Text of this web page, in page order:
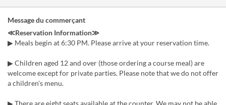
Message du commerçant
≪Reservation Information≫
▶ Meals begin at 6:30 PM. Please arrive at your reservation time.
▶ Children aged 12 and over (those ordering a course meal) are
welcome except for private parties. Please note that we do not offer
a children's menu.
▶ There are eight seats available at the counter. We may not be able